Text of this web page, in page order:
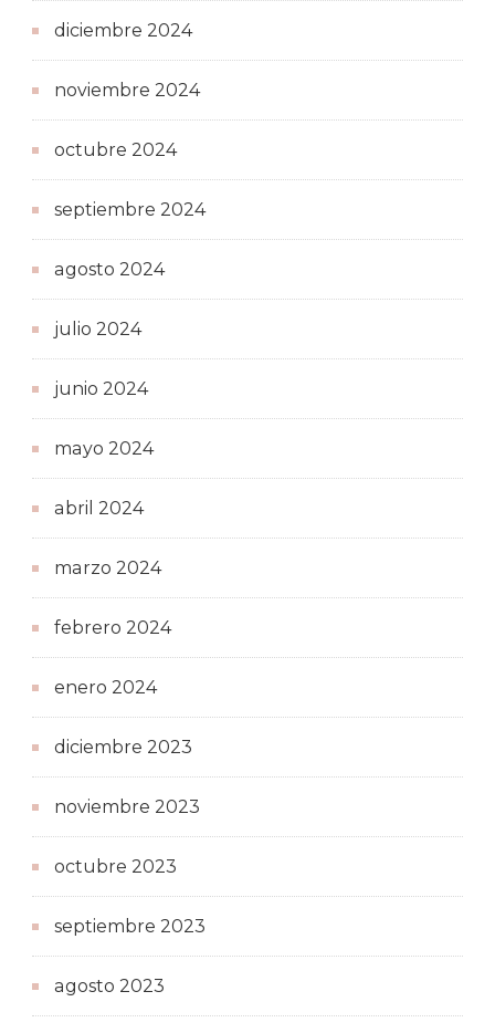
diciembre 2024
noviembre 2024
octubre 2024
septiembre 2024
agosto 2024
julio 2024
junio 2024
mayo 2024
abril 2024
marzo 2024
febrero 2024
enero 2024
diciembre 2023
noviembre 2023
octubre 2023
septiembre 2023
agosto 2023